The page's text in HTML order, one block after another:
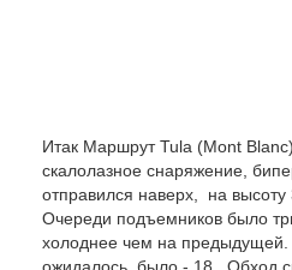
Итак Маршрут Tula (Mont
скалолазное снаряжение,
отправился наверх, на высоту
Очереди подъемников было
холоднее чем на предыдущей.